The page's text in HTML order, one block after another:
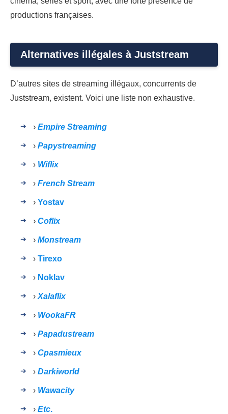
productions françaises.
Alternatives illégales à Juststream
D’autres sites de streaming illégaux, concurrents de
Juststream, existent. Voici une liste non exhaustive.
› Empire Streaming
› Papystreaming
› Wiflix
› French Stream
› Yostav
› Coflix
› Monstream
› Tirexo
› Noklav
› Xalaflix
› WookaFR
› Papadustream
› Cpasmieux
› Darkiworld
› Wawacity
› Etc.